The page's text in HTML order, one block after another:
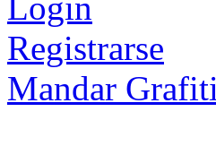
Login
Registrarse
Mandar Grafiti